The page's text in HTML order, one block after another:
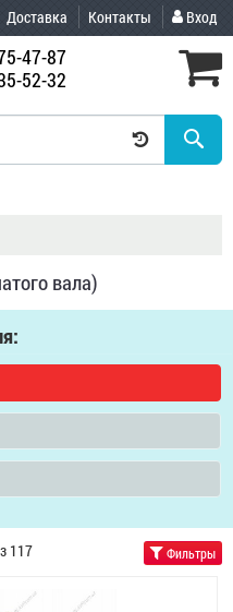
Доставка Контакты Вход
47-87
52-32
вала)
117 Фильтры